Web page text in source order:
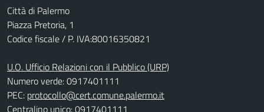
Città di Palermo
Piazza Pretoria, 1
Codice fiscale / P. IVA:80016350821
U.O. Ufficio Relazioni con il Pubblico (URP)
Numero verde: 0917401111
PEC: protocollo@cert.comune.palermo.it